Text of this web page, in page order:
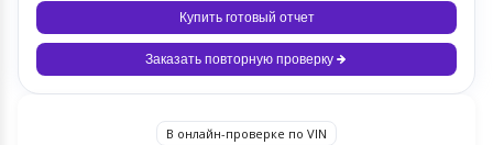
Купить готовый отчет
Заказать повторную проверку
В онлайн-проверке по VIN